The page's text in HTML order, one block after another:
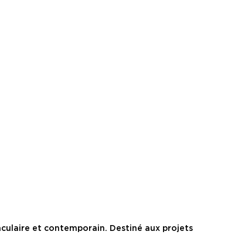
et contemporain. Destiné aux projets